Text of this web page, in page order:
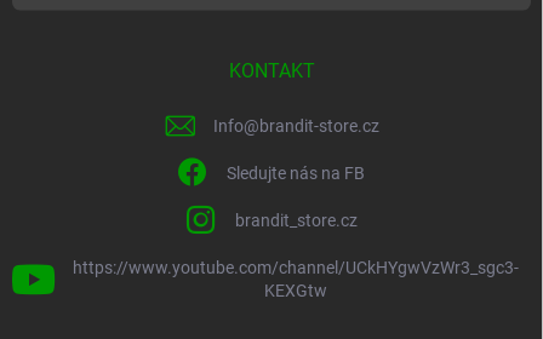
KONTAKT
Info@brandit-store.cz
Sledujte nás na FB
brandit_store.cz
https://www.youtube.com/channel/UCkHYgwVzWr3_sgc3-
KEXGtw